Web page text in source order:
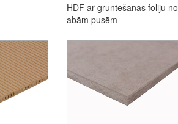
HDF ar gruntēšanas foliju no
abām pusēm